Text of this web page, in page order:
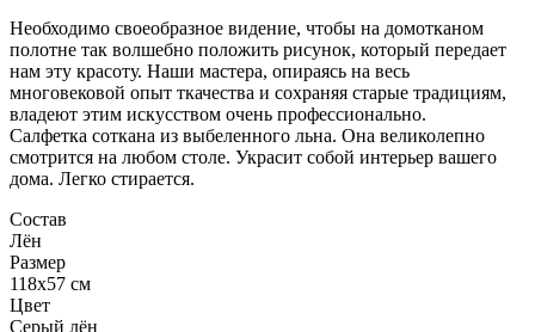
Необходимо своеобразное видение, чтобы на домотканом
полотне так волшебно положить рисунок, который передает
нам эту красоту. Наши мастера, опираясь на весь
многовековой опыт ткачества и сохраняя старые традициям,
владеют этим искусством очень профессионально.
Салфетка соткана из выбеленного льна. Она великолепно
смотрится на любом столе. Украсит собой интерьер вашего
дома. Легко стирается.
Состав
Лён
Размер
118x57 см
Цвет
Серый лён